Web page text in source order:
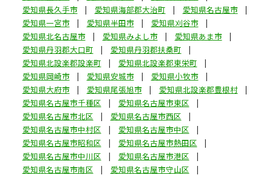
愛知県長久手市
愛知県海部郡大治町
愛知県名古屋市
愛知県一宮市
愛知県半田市
愛知県刈谷市
愛知県北名古屋市
愛知県みよし市
愛知県あま市
愛知県丹羽郡大口町
愛知県丹羽郡扶桑町
愛知県北設楽郡設楽町
愛知県北設楽郡東栄町
愛知県岡崎市
愛知県安城市
愛知県小牧市
愛知県大府市
愛知県尾張旭市
愛知県北設楽郡豊根村
愛知県名古屋市千種区
愛知県名古屋市東区
愛知県名古屋市北区
愛知県名古屋市西区
愛知県名古屋市中村区
愛知県名古屋市中区
愛知県名古屋市昭和区
愛知県名古屋市熱田区
愛知県名古屋市中川区
愛知県名古屋市港区
愛知県名古屋市南区
愛知県名古屋市守山区